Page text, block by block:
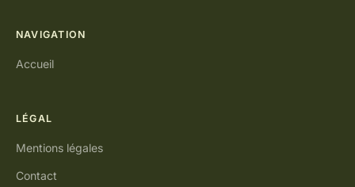
NAVIGATION
Accueil
LÉGAL
Mentions légales
Contact